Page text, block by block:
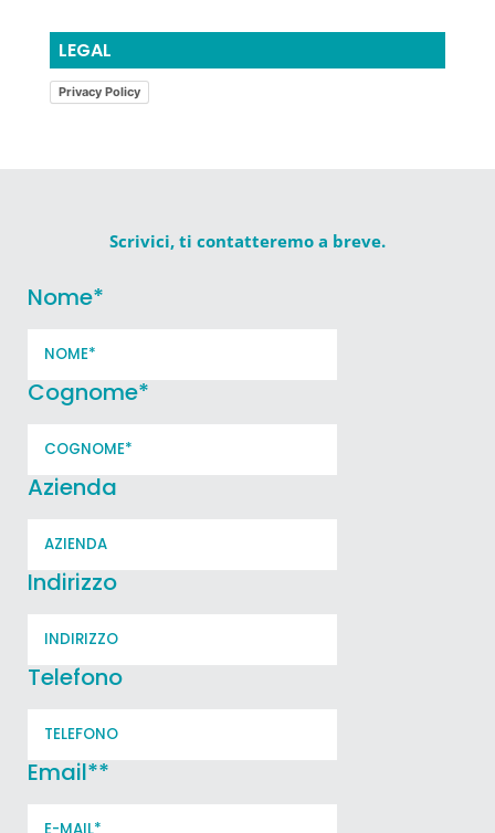
LEGAL
Privacy Policy
Scrivici, ti contatteremo a breve.
Nome*
Cognome*
Azienda
Indirizzo
Telefono
Email**